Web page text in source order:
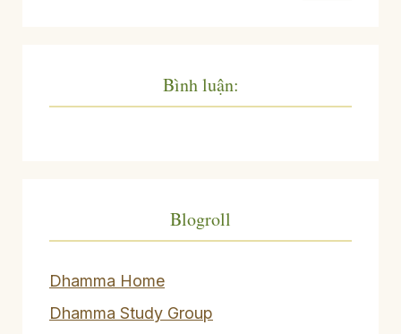
Bình luận:
Blogroll
Dhamma Home
Dhamma Study Group